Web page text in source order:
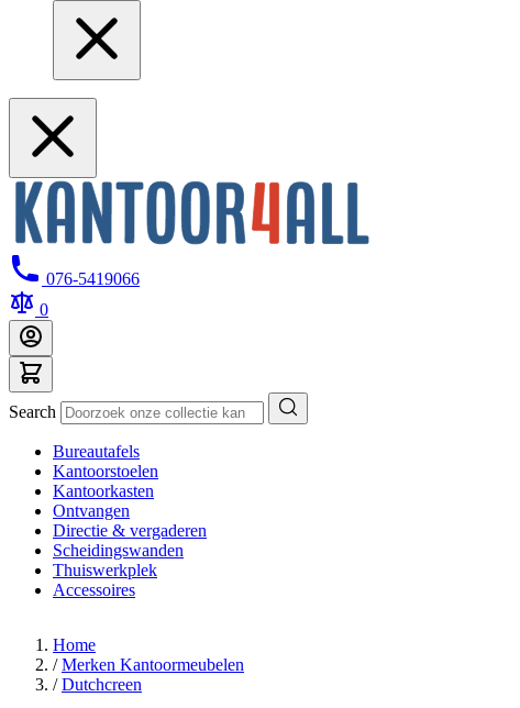
076-5419066
0
Search
Bureautafels
Kantoorstoelen
Kantoorkasten
Ontvangen
Directie & vergaderen
Scheidingswanden
Thuiswerkplek
Accessoires
Home
/ Merken Kantoormeubelen
/ Dutchcreen